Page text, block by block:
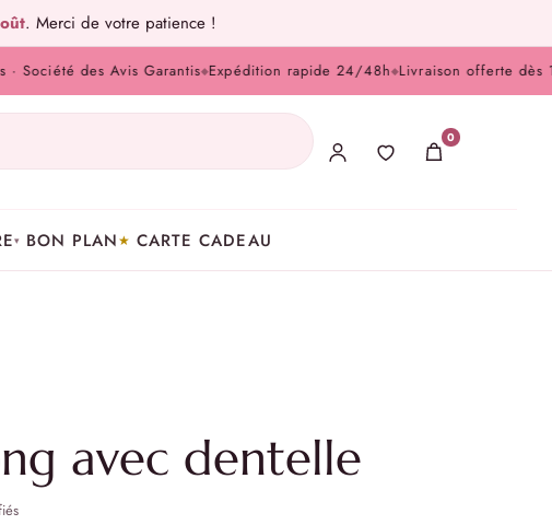
. Merci de votre patience !
des Avis Garantis◆Expédition rapide 24/48h◆Livraison offerte dès 100
0
▾ BON PLAN CARTE CADEAU
avec dentelle